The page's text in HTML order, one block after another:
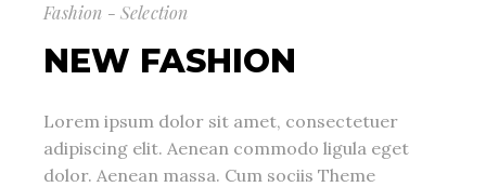
Fashion - Selection
NEW FASHION
Lorem ipsum dolor sit amet, consectetuer
adipiscing elit. Aenean commodo ligula eget
dolor. Aenean massa. Cum sociis Theme